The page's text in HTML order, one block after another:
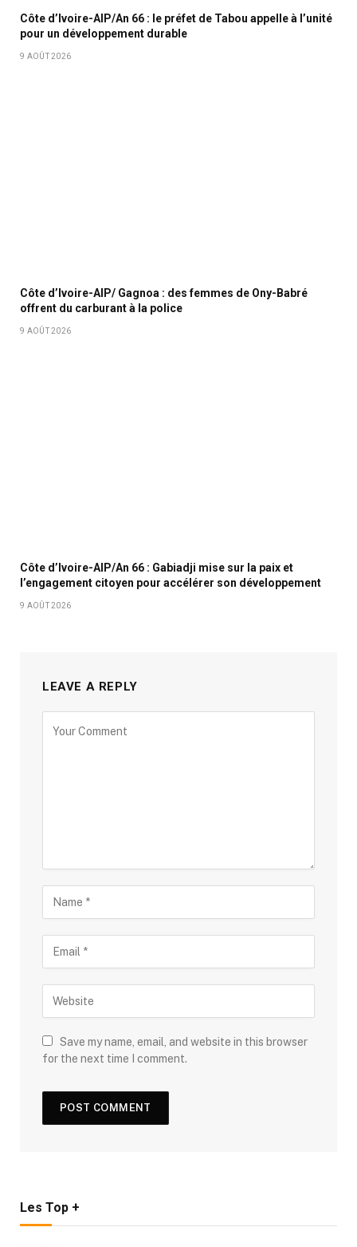
Côte d’Ivoire-AIP/An 66 : le préfet de Tabou appelle à l’unité
pour un développement durable
9 AOÛT 2026
Côte d’Ivoire-AIP/ Gagnoa : des femmes de Ony-Babré
offrent du carburant à la police
9 AOÛT 2026
Côte d’Ivoire-AIP/An 66 : Gabiadji mise sur la paix et
l’engagement citoyen pour accélérer son développement
9 AOÛT 2026
LEAVE A REPLY
Save my name, email, and website in this browser
for the next time I comment.
Les Top +